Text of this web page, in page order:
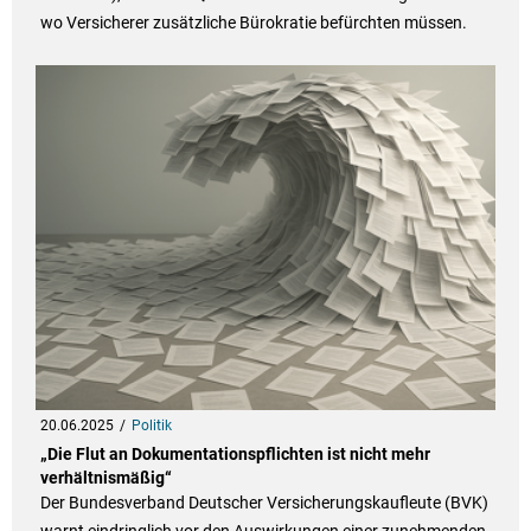
wo Versicherer zusätzliche Bürokratie befürchten müssen.
20.06.2025 Politik
„Die Flut an Dokumentationspflichten ist nicht mehr
verhältnismäßig“
Der Bundesverband Deutscher Versicherungskaufleute (BVK)